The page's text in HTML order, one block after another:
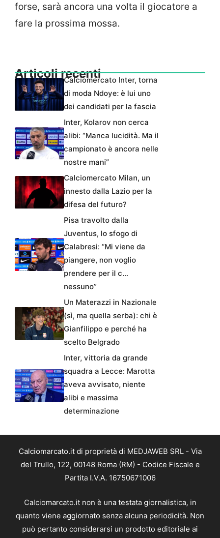
forse, sarà ancora una volta il giocatore a
fare la prossima mossa.
Articoli recentiCalciomercato Inter, torna
di moda Ndoye: è lui uno
dei candidati per la fascia
Inter, Kolarov non cerca
alibi: “Manca lucidità. Ma il
campionato è ancora nelle
nostre mani”
Calciomercato Milan, un
innesto dalla Lazio per la
difesa del futuro?
Pisa travolto dalla
Juventus, lo sfogo di
Calabresi: “Mi viene da
piangere, non voglio
prendere per il c…
nessuno”
Un Materazzi in Nazionale
(sì, ma quella serba): chi è
Gianfilippo e perché ha
scelto Belgrado
Inter, vittoria da grande
squadra a Lecce: Marotta
aveva avvisato, niente
alibi e massima
determinazione
Calciomarcato.it di proprietà di MEDJAWEB SRL - Via
del Trullo, 122, 00148 Roma (RM) - Codice Fiscale e
Partita I.V.A. 16750671006
Calciomarcato.it non è una testata giornalistica, in
quanto viene aggiornato senza alcuna periodicità. Non
può pertanto considerarsi un prodotto editoriale ai